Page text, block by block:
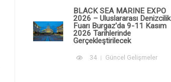
BLACK SEA MARINE EXPO
2026 – Uluslararası Denizcilik
Fuarı Burgaz'da 9-11 Kasım
2026 Tarihlerinde
Gerçekleştirilecek
34 Güncel Gelişmeler